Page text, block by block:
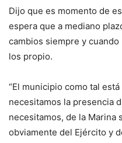
Dijo que es momento de
espera que a mediano
cambios siempre y
los propio.
“El municipio como tal
necesitamos la presencia
necesitamos, de la Marina
obviamente del Ejército y